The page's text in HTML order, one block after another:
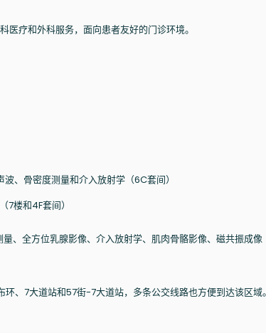
疗和外科服务，面向患者友好的门诊环境。
、骨密度测量和介入放射学（6C套间）
楼和4F套间）
、全方位乳腺影像、介入放射学、肌肉骨骼影像、磁共振成像
、7大道站和57街-7大道站，多条公交线路也方便到达该区域